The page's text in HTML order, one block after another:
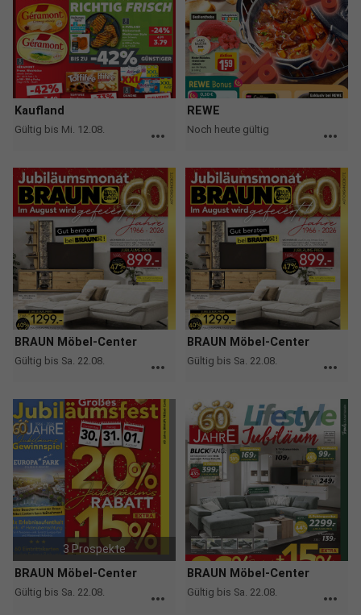
Kaufland
Gültig bis Mi. 12.08. more_horiz
REWE
Noch heute gültig more_horiz
BRAUN Möbel-Center
Gültig bis Sa. 22.08. more_horiz
BRAUN Möbel-Center
Gültig bis Sa. 22.08. more_horiz
3 Prospekte
BRAUN Möbel-Center
Gültig bis Sa. 22.08. more_horiz
BRAUN Möbel-Center
Gültig bis Sa. 22.08. more_horiz